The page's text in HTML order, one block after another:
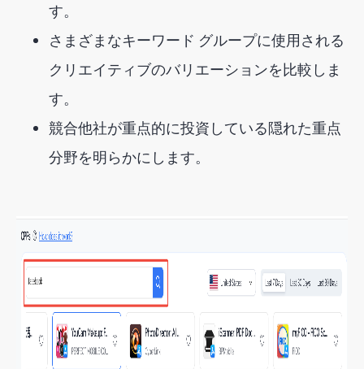
す。
さまざまなキーワード グループに使用される
クリエイティブのバリエーションを比較しま
す。
競合他社が重点的に投資している隠れた重点
分野を明らかにします。